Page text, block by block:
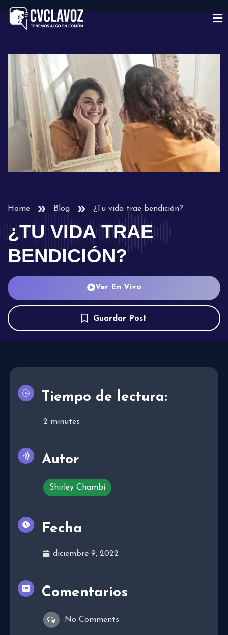
Home Blog ¿Tu vida trae bendición?
¿TU VIDA TRAE
BENDICIÓN?
Ver En Vivo
Guardar Post
Tiempo de lectura:
2 minutes
Autor
Shirley Chambi
Fecha
diciembre 9, 2022
Comentarios
No Comments